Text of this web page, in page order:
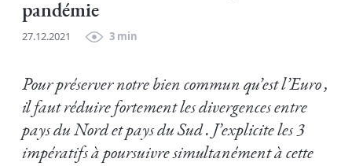
pandémie
27.12.2021 3 min
Pour préserver notre bien commun qu’est l’Euro ,
il faut réduire fortement les divergences entre
pays du Nord et pays du Sud . J’explicite les 3
impératifs à poursuivre simultanément à cette